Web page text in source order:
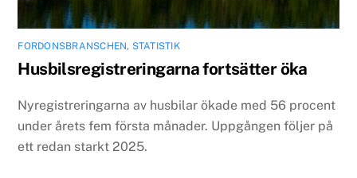
FORDONSBRANSCHEN, STATISTIK
Husbilsregistreringarna fortsätter öka
Nyregistreringarna av husbilar ökade med 56 procent
under årets fem första månader. Uppgången följer på
ett redan starkt 2025.